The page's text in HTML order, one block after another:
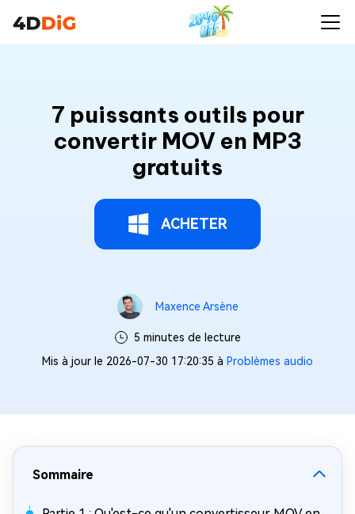
7 puissants outils pour
convertir MOV en MP3
gratuits
ACHETER
Maxence Arsène
5 minutes de lecture
Mis à jour le 2026-07-30 17:20:35 à Problèmes audio
Sommaire